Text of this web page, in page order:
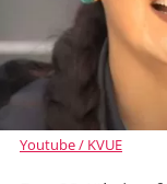
Youtube / KVUE